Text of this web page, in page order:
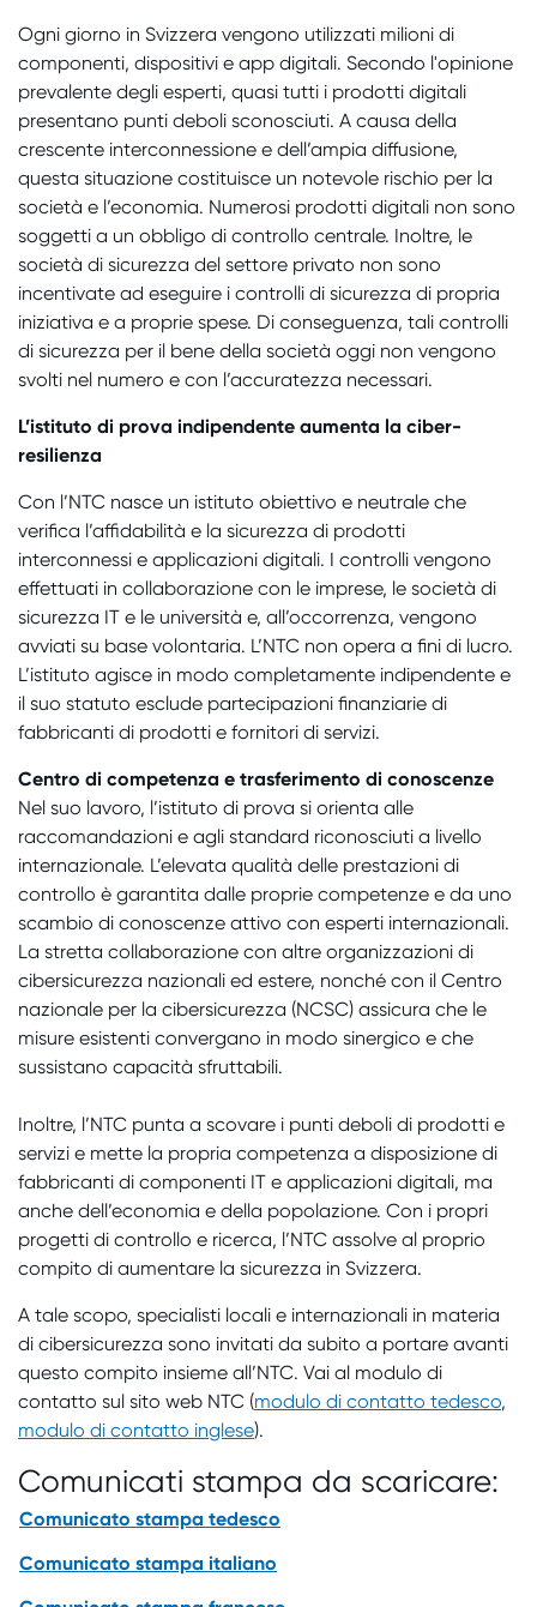
Ogni giorno in Svizzera vengono utilizzati milioni di
componenti, dispositivi e app digitali. Secondo l'opinione
prevalente degli esperti, quasi tutti i prodotti digitali
presentano punti deboli sconosciuti. A causa della
crescente interconnessione e dell’ampia diffusione,
questa situazione costituisce un notevole rischio per la
società e l’economia. Numerosi prodotti digitali non sono
soggetti a un obbligo di controllo centrale. Inoltre, le
società di sicurezza del settore privato non sono
incentivate ad eseguire i controlli di sicurezza di propria
iniziativa e a proprie spese. Di conseguenza, tali controlli
di sicurezza per il bene della società oggi non vengono
svolti nel numero e con l’accuratezza necessari.
L’istituto di prova indipendente aumenta la ciber-
resilienza
Con l’NTC nasce un istituto obiettivo e neutrale che
verifica l’affidabilità e la sicurezza di prodotti
interconnessi e applicazioni digitali. I controlli vengono
effettuati in collaborazione con le imprese, le società di
sicurezza IT e le università e, all’occorrenza, vengono
avviati su base volontaria. L’NTC non opera a fini di lucro.
L’istituto agisce in modo completamente indipendente e
il suo statuto esclude partecipazioni finanziarie di
fabbricanti di prodotti e fornitori di servizi.
Centro di competenza e trasferimento di conoscenze
Nel suo lavoro, l’istituto di prova si orienta alle
raccomandazioni e agli standard riconosciuti a livello
internazionale. L’elevata qualità delle prestazioni di
controllo è garantita dalle proprie competenze e da uno
scambio di conoscenze attivo con esperti internazionali.
La stretta collaborazione con altre organizzazioni di
cibersicurezza nazionali ed estere, nonché con il Centro
nazionale per la cibersicurezza (NCSC) assicura che le
misure esistenti convergano in modo sinergico e che
sussistano capacità sfruttabili.
Inoltre, l’NTC punta a scovare i punti deboli di prodotti e
servizi e mette la propria competenza a disposizione di
fabbricanti di componenti IT e applicazioni digitali, ma
anche dell’economia e della popolazione. Con i propri
progetti di controllo e ricerca, l’NTC assolve al proprio
compito di aumentare la sicurezza in Svizzera.
A tale scopo, specialisti locali e internazionali in materia
di cibersicurezza sono invitati da subito a portare avanti
questo compito insieme all’NTC. Vai al modulo di
contatto sul sito web NTC (modulo di contatto tedesco,
modulo di contatto inglese).
Comunicati stampa da scaricare:
Comunicato stampa tedesco
Comunicato stampa italiano